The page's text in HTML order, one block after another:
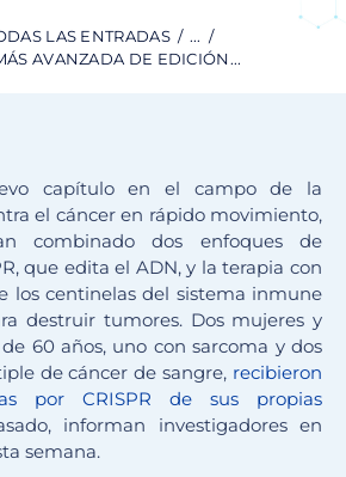
LAS ENTRADAS
...
AVANZADA DE EDICIÓN...
capítulo en el campo de la
el cáncer en rápido movimiento,
combinado dos enfoques de
que edita el ADN, y la terapia con
los centinelas del sistema inmune
destruir tumores. Dos mujeres y
60 años, uno con sarcoma y dos
de cáncer de sangre, recibieron
por CRISPR de sus propias
informan investigadores en
semana.